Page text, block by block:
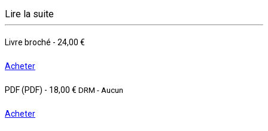
Lire la suite
Livre broché - 24,00 €
Acheter
PDF (PDF) - 18,00 € DRM - Aucun
Acheter